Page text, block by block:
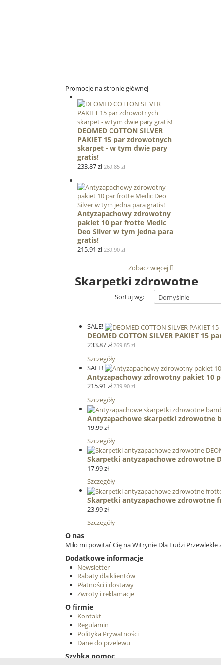
Promocje na stronie głównej
DEOMED COTTON SILVER
PAKIET 15 par zdrowotnych
skarpet - w tym dwie pary
gratis!
233.87 zł269.85 zł
Antyzapachowy zdrowotny
pakiet 10 par frotte Medic
Deo Silver w tym jedna para
gratis!
215.91 zł239.90 zł
Zobacz więcej
Skarpetki zdrowotne
Sortuj wg:
SALE!
DEOMED COTTON SILVER PAKIET
233.87 zł 269.85 zł
Szczegóły
SALE!
Antyzapachowy zdrowotny pakiet 10
215.91 zł239.90 zł
Szczegóły
Antyzapachowe skarpetki zdrowotne
19.99 zł
Szczegóły
Skarpetki antyzapachowe zdrowotne
17.99 zł
Szczegóły
Skarpetki antyzapachowe zdrowotne
23.99 zł
Szczegóły
O nas
Miło mi powitać Cię na Witrynie Dla Ludzi
Dodatkowe informacje
Newsletter
Rabaty dla klientów
Płatności i dostawy
Zwroty i reklamacje
O firmie
Kontakt
Regulamin
Polityka Prywatności
Dane do przelewu
Szybka pomoc